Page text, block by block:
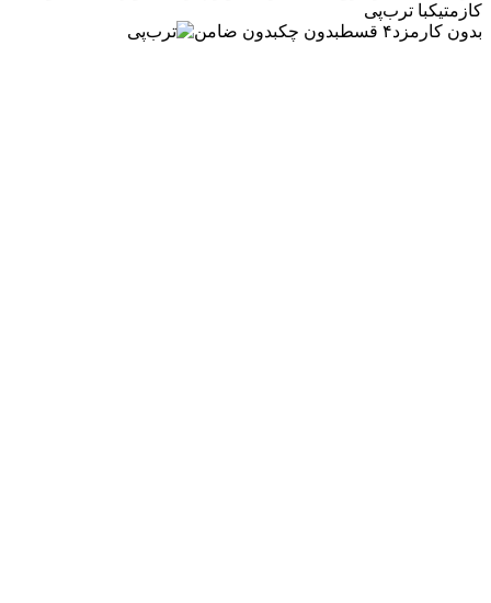
کازمتیکبا ترب‌پی
بدون کارمزد۴ قسط بدون چکبدون ضامن